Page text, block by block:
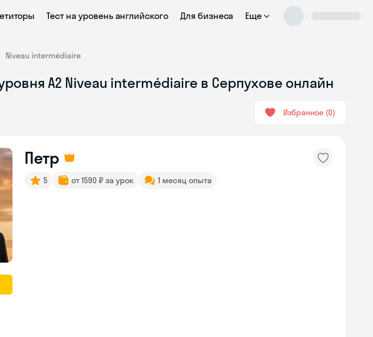
Тест на уровень английского Для бизнеса Еще
Niveau intermédiaire
A2 Niveau intermédiaire в Серпухове онлайн
Избранное 0
Петр
5 от 1590 ₽ за урок 1 месяц опыта